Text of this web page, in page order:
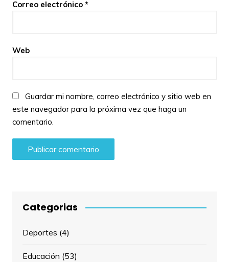
Correo electrónico *
Web
Guardar mi nombre, correo electrónico y sitio web en
este navegador para la próxima vez que haga un
comentario.
Categorias
Deportes (4)
Educación (53)